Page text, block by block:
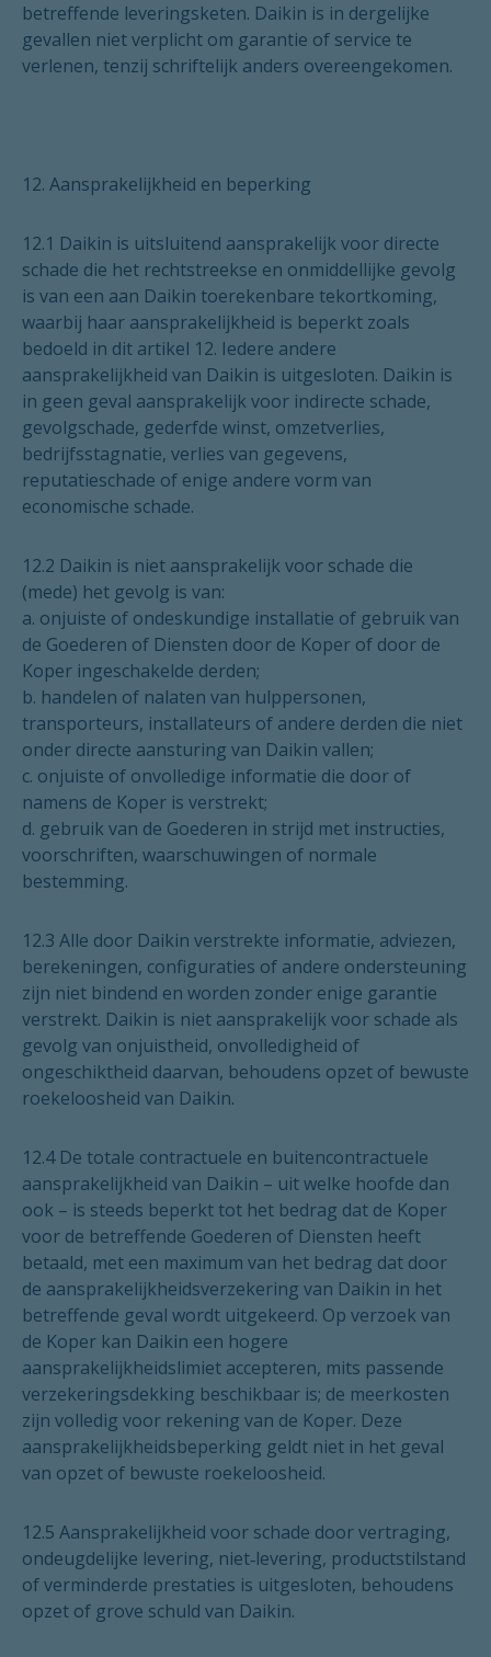
betreffende leveringsketen. Daikin is in dergelijke
gevallen niet verplicht om garantie of service te
verlenen, tenzij schriftelijk anders overeengekomen.
12. Aansprakelijkheid en beperking
12.1 Daikin is uitsluitend aansprakelijk voor directe
schade die het rechtstreekse en onmiddellijke gevolg
is van een aan Daikin toerekenbare tekortkoming,
waarbij haar aansprakelijkheid is beperkt zoals
bedoeld in dit artikel 12. Iedere andere
aansprakelijkheid van Daikin is uitgesloten. Daikin is
in geen geval aansprakelijk voor indirecte schade,
gevolgschade, gederfde winst, omzetverlies,
bedrijfsstagnatie, verlies van gegevens,
reputatieschade of enige andere vorm van
economische schade.
12.2 Daikin is niet aansprakelijk voor schade die
(mede) het gevolg is van:
a. onjuiste of ondeskundige installatie of gebruik van
de Goederen of Diensten door de Koper of door de
Koper ingeschakelde derden;
b. handelen of nalaten van hulppersonen,
transporteurs, installateurs of andere derden die niet
onder directe aansturing van Daikin vallen;
c. onjuiste of onvolledige informatie die door of
namens de Koper is verstrekt;
d. gebruik van de Goederen in strijd met instructies,
voorschriften, waarschuwingen of normale
bestemming.
12.3 Alle door Daikin verstrekte informatie, adviezen,
berekeningen, configuraties of andere ondersteuning
zijn niet bindend en worden zonder enige garantie
verstrekt. Daikin is niet aansprakelijk voor schade als
gevolg van onjuistheid, onvolledigheid of
ongeschiktheid daarvan, behoudens opzet of bewuste
roekeloosheid van Daikin.
12.4 De totale contractuele en buitencontractuele
aansprakelijkheid van Daikin – uit welke hoofde dan
ook – is steeds beperkt tot het bedrag dat de Koper
voor de betreffende Goederen of Diensten heeft
betaald, met een maximum van het bedrag dat door
de aansprakelijkheidsverzekering van Daikin in het
betreffende geval wordt uitgekeerd. Op verzoek van
de Koper kan Daikin een hogere
aansprakelijkheidslimiet accepteren, mits passende
verzekeringsdekking beschikbaar is; de meerkosten
zijn volledig voor rekening van de Koper. Deze
aansprakelijkheidsbeperking geldt niet in het geval
van opzet of bewuste roekeloosheid.
12.5 Aansprakelijkheid voor schade door vertraging,
ondeugdelijke levering, niet‑levering, productstilstand
of verminderde prestaties is uitgesloten, behoudens
opzet of grove schuld van Daikin.